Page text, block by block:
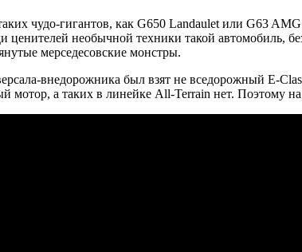
чудо-гигантов, как G650 Landaulet или G63
необычной техники такой автомобиль,
мерседесовские монстры.
внедорожника был взят не вседорожный E-
мотор, а таких в линейке All-Terrain нет. Поэтому